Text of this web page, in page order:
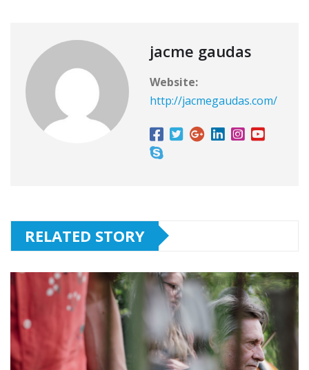
jacme gaudas
Website:
http://jacmegaudas.com/
RELATED STORY